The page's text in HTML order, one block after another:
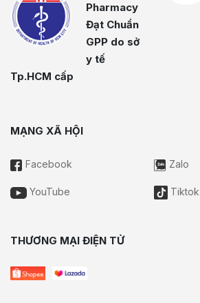
Pharmacy
Đạt Chuẩn
GPP do sở
y tế
Tp.HCM cấp
MẠNG XÃ HỘI
Facebook Zalo
YouTube Tiktok
THƯƠNG MẠI ĐIỆN TỬ